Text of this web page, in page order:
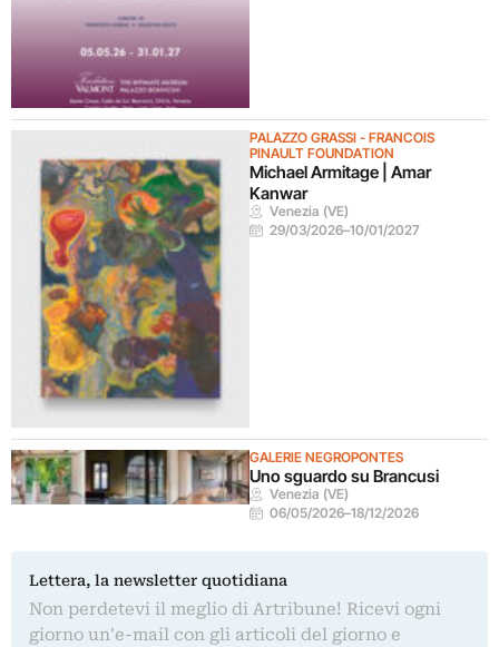
PALAZZO GRASSI - FRANCOIS
PINAULT FOUNDATION
Michael Armitage | Amar
Kanwar
Venezia (VE)
29/03/2026–10/01/2027
GALERIE NEGROPONTES
Uno sguardo su Brancusi
Venezia (VE)
06/05/2026–18/12/2026
Lettera, la newsletter quotidiana
Non perdetevi il meglio di Artribune! Ricevi ogni
giorno un'e-mail con gli articoli del giorno e